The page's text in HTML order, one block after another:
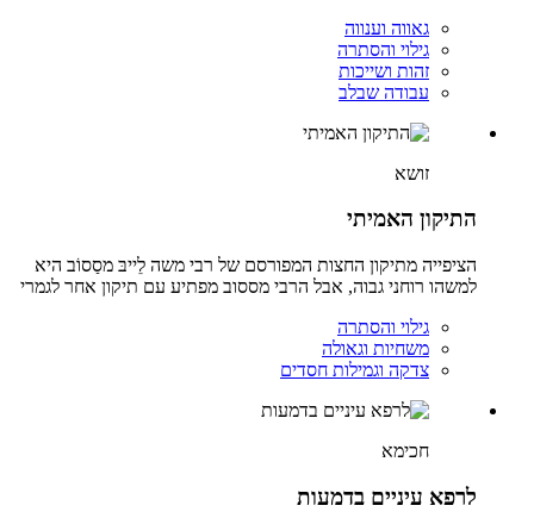
גאווה וענווה
גילוי והסתרה
זהות ושייכות
עבודה שבלב
זושא
התיקון האמיתי
הציפייה מתיקון החצות המפורסם של רבי משה לֵייבּ מסַסוֹב היא
למשהו רוחני גבוה, אבל הרבי מססוב מפתיע עם תיקון אחר לגמרי
גילוי והסתרה
משחיות וגאולה
צדקה וגמילות חסדים
חכימא
לרפא עיניים בדמעות